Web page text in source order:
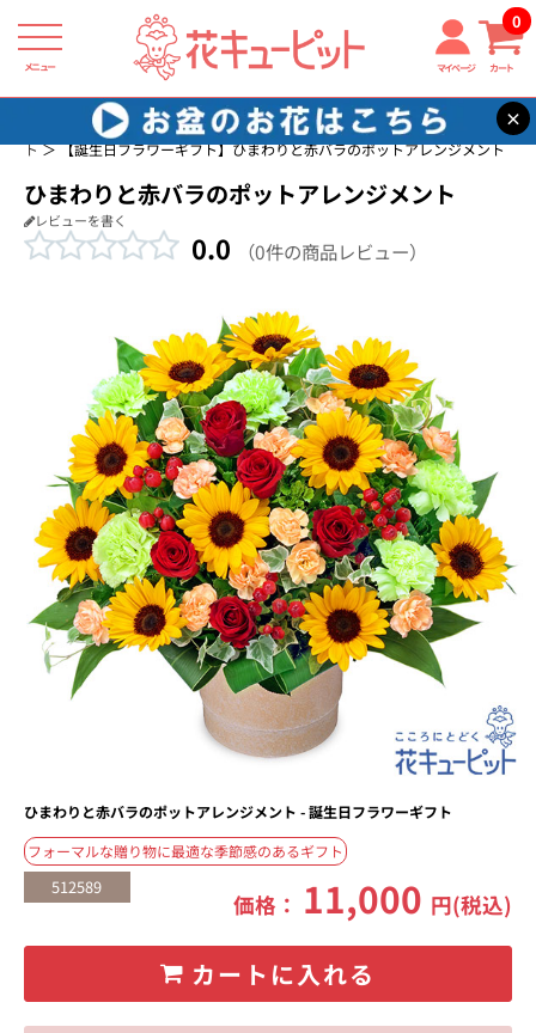
メニュー マイページ カート
0
×
花キューピット
誕生日に贈る花・花束・アレンジメントのフラワーギフ
ト
【誕生日フラワーギフト】ひまわりと赤バラのポットアレンジメント
ひまわりと赤バラのポットアレンジメント
レビューを書く
0.0 （0件の商品レビュー）
ひまわりと赤バラのポットアレンジメント - 誕生日フラワーギフト
フォーマルな贈り物に最適な季節感のあるギフト
512589
価格： 11,000 円(税込)
カートに入れる